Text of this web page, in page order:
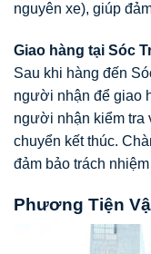
nguyên xe), giúp
Giao hàng tại Sóc
Sau khi hàng đến
người nhận để giao
người nhận kiểm tra
chuyển kết thúc.
đảm bảo trách
Phương Tiện